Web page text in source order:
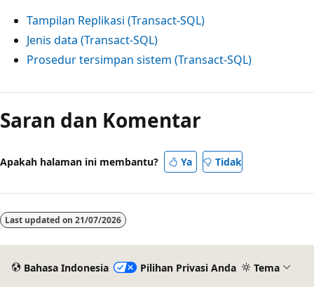
Tampilan Replikasi (Transact-SQL)
Jenis data (Transact-SQL)
Prosedur tersimpan sistem (Transact-SQL)
Mode
baca
dinonaktifkan
Saran dan Komentar
Apakah halaman ini membantu? Ya Tidak
Last updated on 21/07/2026
Bahasa Indonesia Pilihan Privasi Anda Tema